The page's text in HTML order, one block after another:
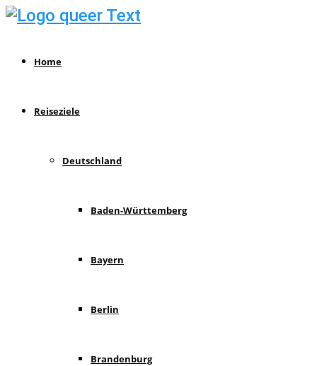
Home
Reiseziele
Deutschland
Baden-Württemberg
Bayern
Berlin
Brandenburg